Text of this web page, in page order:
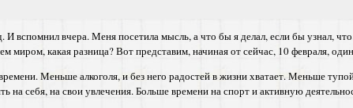
И вспомнил вчера. Меня посетила мысль, а что бы я делал, если бы узнал,
миром, какая разница? Вот представим, начиная от сейчас, 10 февраля,
Меньше алкоголя, и без него радостей в жизни хватает. Меньше
на себя, на свои увлечения. Больше времени на спорт и активную